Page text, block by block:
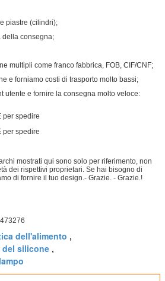
piastre (cilindri);
della consegna;
multipli come franco fabbrica, FOB, CIF/CNF;
e forniamo costi di trasporto molto bassi;
utente e fornire la consegna molto veloce:
mostrati qui sono solo per riferimento, non
dei rispettivi proprietari. Se hai bisogno di
di fornire il tuo design.- Grazie. - Grazie.!
dell'alimento ,
del silicone ,